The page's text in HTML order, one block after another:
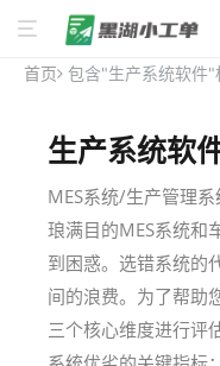
首页 包含"生产系统软件"
生产系统软
MES系统/生产管理
琅满目的MES系统和
到困惑。选错系统的
间的浪费。为了帮助
三个核心维度进行评